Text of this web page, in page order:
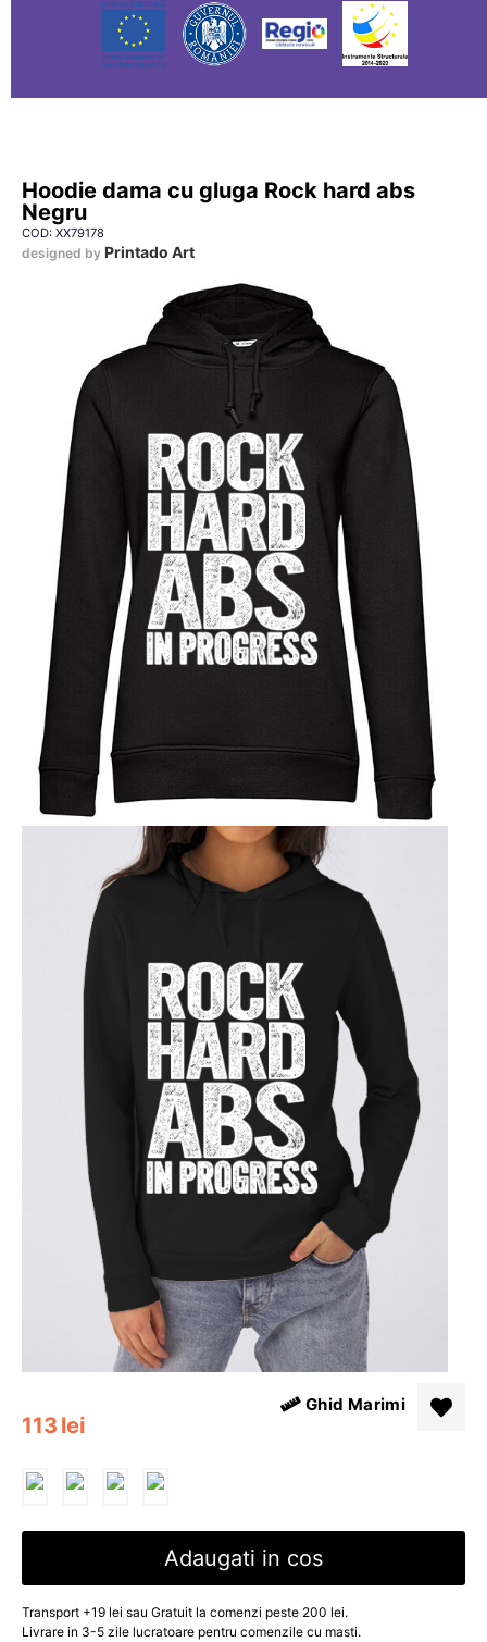
Hoodie dama cu gluga Rock hard abs
Negru
COD: XX79178
designed by Printado Art
113 lei
Ghid Marimi
Adaugati in cos
Transport +19 lei sau Gratuit la comenzi peste 200 lei.
Livrare in 3-5 zile lucratoare pentru comenzile cu masti.